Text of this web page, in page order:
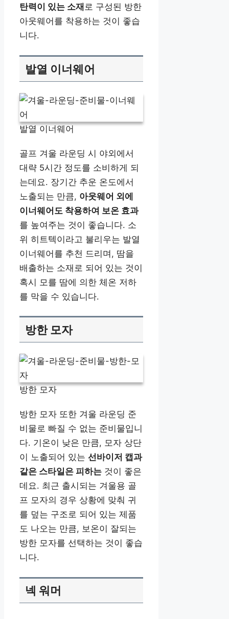
탄력이 있는 소재 로 구성된 방한
아웃웨어를 착용하는 것이 좋습
니다.
발열 이너웨어
발열 이너웨어
골프 겨울 라운딩 시 야외에서
대략 5시간 정도를 소비하게 되
는데요. 장기간 추운 온도에서
노출되는 만큼, 아웃웨어 외에
이너웨어도 착용하여 보온 효과
를 높여주는 것이 좋습니다. 소
위 히트텍이라고 불리우는 발열
이너웨어를 추천 드리며, 땀을
배출하는 소재로 되어 있는 것이
혹시 모를 땀에 의한 체온 저하
를 막을 수 있습니다.
방한 모자
방한 모자
방한 모자 또한 겨울 라운딩 준
비물로 빠질 수 없는 준비물입니
다. 기온이 낮은 만큼, 모자 상단
이 노출되어 있는 선바이저 캡과
같은 스타일은 피하는 것이 좋은
데요. 최근 출시되는 겨울용 골
프 모자의 경우 상황에 맞춰 귀
를 덮는 구조로 되어 있는 제품
도 나오는 만큼, 보온이 잘되는
방한 모자를 선택하는 것이 좋습
니다.
넥 워머